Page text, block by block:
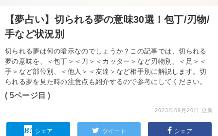
【夢占い】切られる夢の意味30選！包丁/刃物/
手など状況別
切られる夢は何の暗示なのでしょうか？この記事では、切られる
夢の意味を、＜包丁＞＜刀＞＜カッター＞など刃物別、＜足＞＜
手＞など部位別、＜他人＞＜友達＞など相手別に解説します。切
られる夢を見た時の注意点も紹介するので参考にしてください。
( 5ページ目 )
2023年09月20日 更新
シェア ツイート シェア